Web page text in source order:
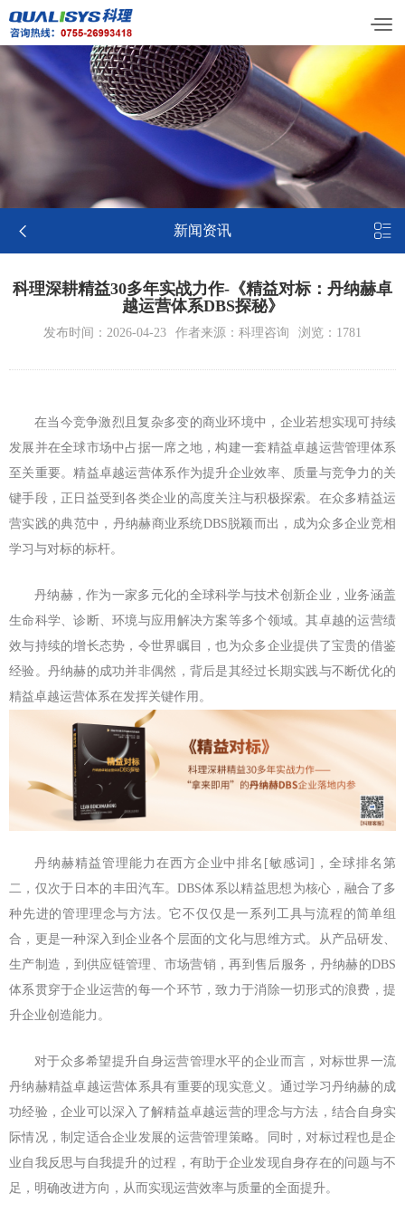
 新闻资讯 
科理深耕精益30多年实战力作-《精益对标：丹纳赫卓
越运营体系DBS探秘》
发布时间：2026-04-23 作者来源：科理咨询 浏览：1781
在当今竞争激烈且复杂多变的商业环境中，企业若想实现可持续
发展并在全球市场中占据一席之地，构建一套精益卓越运营管理体系
至关重要。精益卓越运营体系作为提升企业效率、质量与竞争力的关
键手段，正日益受到各类企业的高度关注与积极探索。在众多精益运
营实践的典范中，丹纳赫商业系统DBS脱颖而出，成为众多企业竞相
学习与对标的标杆。
丹纳赫，作为一家多元化的全球科学与技术创新企业，业务涵盖
生命科学、诊断、环境与应用解决方案等多个领域。其卓越的运营绩
效与持续的增长态势，令世界瞩目，也为众多企业提供了宝贵的借鉴
经验。丹纳赫的成功并非偶然，背后是其经过长期实践与不断优化的
精益卓越运营体系在发挥关键作用。
丹纳赫精益管理能力在西方企业中排名[敏感词]，全球排名第
二，仅次于日本的丰田汽车。DBS体系以精益思想为核心，融合了多
种先进的管理理念与方法。它不仅仅是一系列工具与流程的简单组
合，更是一种深入到企业各个层面的文化与思维方式。从产品研发、
生产制造，到供应链管理、市场营销，再到售后服务，丹纳赫的DBS
体系贯穿于企业运营的每一个环节，致力于消除一切形式的浪费，提
升企业创造能力。
对于众多希望提升自身运营管理水平的企业而言，对标世界一流
丹纳赫精益卓越运营体系具有重要的现实意义。通过学习丹纳赫的成
功经验，企业可以深入了解精益卓越运营的理念与方法，结合自身实
际情况，制定适合企业发展的运营管理策略。同时，对标过程也是企
业自我反思与自我提升的过程，有助于企业发现自身存在的问题与不
足，明确改进方向，从而实现运营效率与质量的全面提升。